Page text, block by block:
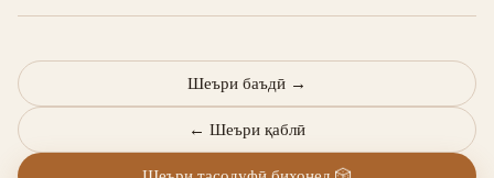
← Шеъри қаблӣ
Шеъри баъдӣ →